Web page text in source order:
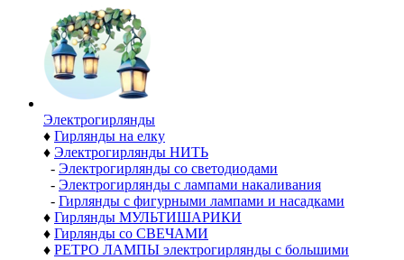
Электро­гирлянды
♦ Гирлянды на елку
♦ Электрогирлянды НИТЬ
- Электрогирлянды со светодиодами
- Электрогирлянды с лампами накаливания
- Гирлянды с фигурными лампами и насадками
♦ Гирлянды МУЛЬТИШАРИКИ
♦ Гирлянды со СВЕЧАМИ
♦ РЕТРО ЛАМПЫ электрогирлянды с большими